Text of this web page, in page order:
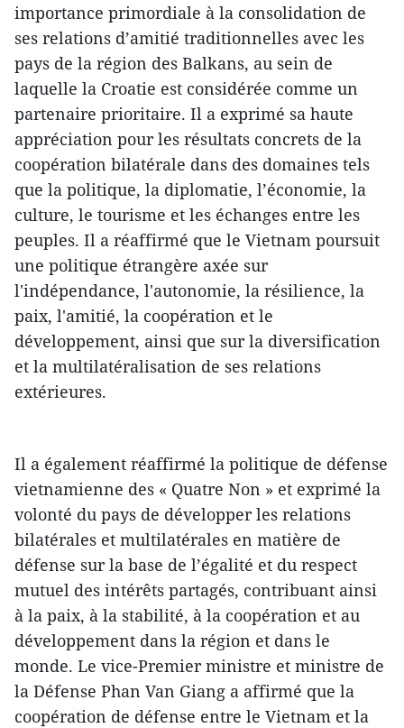
importance primordiale à la consolidation de
ses relations d’amitié traditionnelles avec les
pays de la région des Balkans, au sein de
laquelle la Croatie est considérée comme un
partenaire prioritaire. Il a exprimé sa haute
appréciation pour les résultats concrets de la
coopération bilatérale dans des domaines tels
que la politique, la diplomatie, l’économie, la
culture, le tourisme et les échanges entre les
peuples. Il a réaffirmé que le Vietnam poursuit
une politique étrangère axée sur
l'indépendance, l'autonomie, la résilience, la
paix, l'amitié, la coopération et le
développement, ainsi que sur la diversification
et la multilatéralisation de ses relations
extérieures.
Il a également réaffirmé la politique de défense
vietnamienne des « Quatre Non » et exprimé la
volonté du pays de développer les relations
bilatérales et multilatérales en matière de
défense sur la base de l’égalité et du respect
mutuel des intérêts partagés, contribuant ainsi
à la paix, à la stabilité, à la coopération et au
développement dans la région et dans le
monde. Le vice-Premier ministre et ministre de
la Défense Phan Van Giang a affirmé que la
coopération de défense entre le Vietnam et la